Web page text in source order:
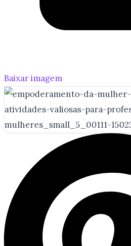
Baixar imagem